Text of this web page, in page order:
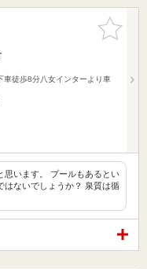
お気に入
りに追加
車徒歩8分八女インターより車
思います。 プールもあるとい
はないでしょうか？ 泉質は循